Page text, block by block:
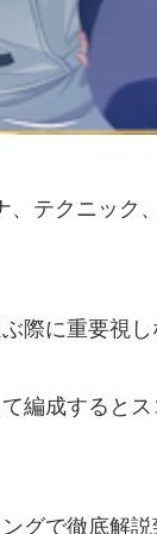
テクニック
際に重要視し
編成すると
グで徹底解説